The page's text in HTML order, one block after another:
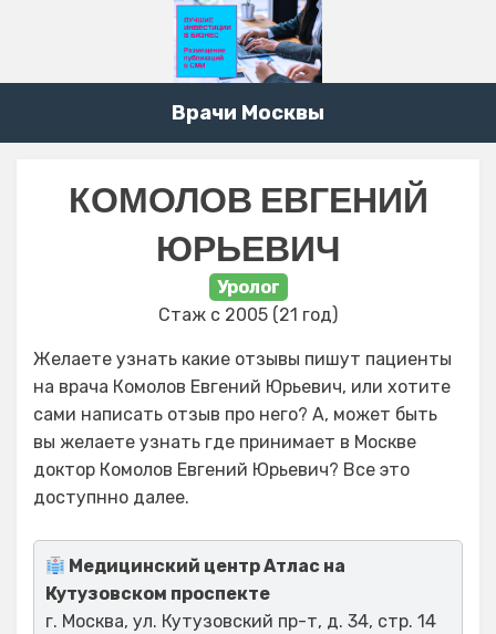
Врачи Москвы
КОМОЛОВ ЕВГЕНИЙ
ЮРЬЕВИЧ
Уролог
Стаж с 2005 (21 год)
Желаете узнать какие отзывы пишут пациенты
на врача Комолов Евгений Юрьевич, или хотите
сами написать отзыв про него? А, может быть
вы желаете узнать где принимает в Москве
доктор Комолов Евгений Юрьевич? Все это
доступнно далее.
Медицинский центр Атлас на
Кутузовском проспекте
г. Москва, ул. Кутузовский пр-т, д. 34, стр. 14